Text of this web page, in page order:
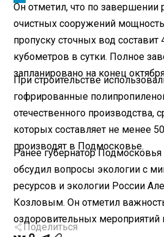
Он отметил, что по завершении
очистных сооружений
пропуску сточных вод составит
кубометров в сутки. Полное
запланировано на конец
При строительстве
гофрированные
отечественного производства,
которых составляет не менее
производят в Подмосковье.
Ранее губернатор
обсудил вопросы экологии с
ресурсов и экологии России
Козловым. Он отметил
оздоровительных мероприятий
Поделиться